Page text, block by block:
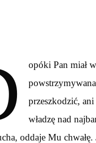
opóki Pan miał
przeszkodzić,
władzę nad
oddaje Mu